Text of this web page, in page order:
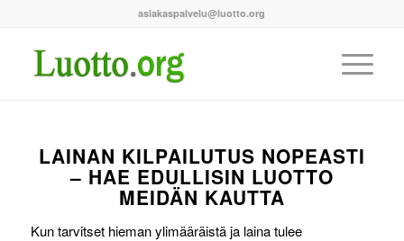
asiakaspalvelu@luotto.org
LAINAN KILPAILUTUS NOPEASTI
– HAE EDULLISIN LUOTTO
MEIDÄN KAUTTA
Kun tarvitset hieman ylimääräistä ja laina tulee